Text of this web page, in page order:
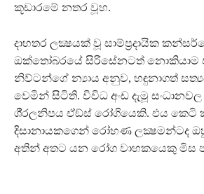
කූඩාරමේ නතර වූහ.
දාහතර ලක්‍ෂයක් වූ සාම්ප‍්‍රදායික
ඔක්තෝබරයේ සිරිසේනටත් නොකියාම
නිව්ටන්ගේ න්‍යාය අනුව, හඳුනාගත්
වෙමින් සිටිති. විවිධ අංඩ දැමූ
ශී‍්‍රලනිපය ඒඞ්ස් රෝගියෙකි. එය කෙටි
දිසානායකගෙන් රෝහණ ලක්‍ෂමන්ටද
අතින් අතට යන රෝග වාහකයෙකු මිස